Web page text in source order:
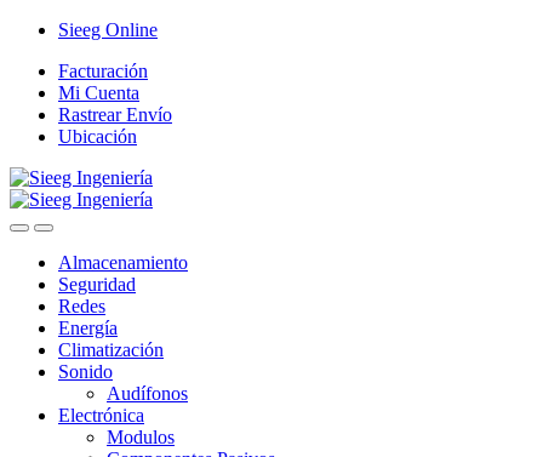
Saltar
navegación
Saltar
contenido
Sieeg Online
Facturación
Mi Cuenta
Rastrear Envío
Ubicación
Almacenamiento
Seguridad
Redes
Energía
Climatización
Sonido
Audífonos
Electrónica
Modulos